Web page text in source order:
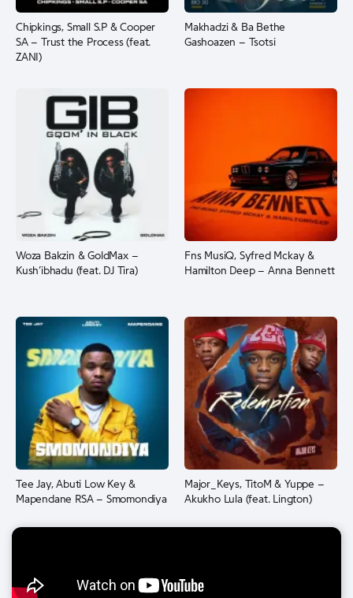
Chipkings, Small S.P & Cooper
SA – Trust the Process (feat.
ZANI)
Makhadzi & Ba Bethe
Gashoazen – Tsotsi
Woza Bakzin & GoldMax –
Kush’ibhadu (feat. DJ Tira)
Fns MusiQ, Syfred Mckay &
Hamilton Deep – Anna Bennett
Tee Jay, Abuti Low Key &
Mapendane RSA – Smomondiya
Major_Keys, TitoM & Yuppe –
Akukho Lula (feat. Lington)
ANGOVITECH
Platforms (SU) Lda. Luanda, Angola NIF: 5001277014